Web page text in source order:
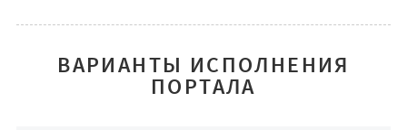
ВАРИАНТЫ ИСПОЛНЕНИЯ
ПОРТАЛА